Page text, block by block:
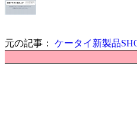
元の記事： ケータイ新製品